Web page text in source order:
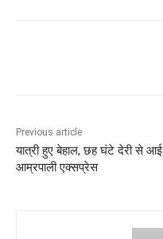
Previous article
यात्री हुए बेहाल, छह घंटे देरी से आई
आम्रपाली एक्सप्रेस